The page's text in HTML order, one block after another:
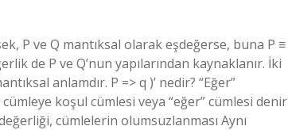
P ve Q mantıksal olarak eşdeğerse, buna P ≡
de P ve Q’nun yapılarından kaynaklanır. İki
anlamdır. P => q )’ nedir? “Eğer”
koşul cümlesi veya “eğer” cümlesi denir
cümlelerin olumsuzlanması Aynı